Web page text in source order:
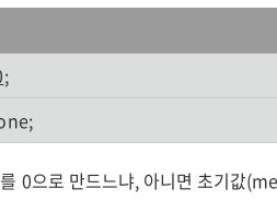
;
0으로 만드느냐, 아니면 초기값